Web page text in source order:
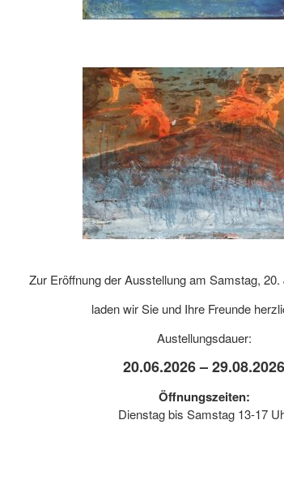
Zur Eröffnung der Ausstellung am Samstag, 20.
laden wir Sie und Ihre Freunde
Austellungsdauer:
20.06.2026 – 29.08.2026
Öffnungszeiten:
Dienstag bis Samstag 13-17